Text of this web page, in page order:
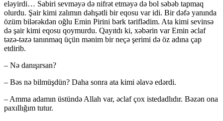
eləyirdi… Sabiri sevməyə də nifrət etməyə də bol səbəb tapmaq
olurdu. Şair kimi zalımın dəhşətli bir eqosu var idi. Bir dəfə yanında
özüm bilərəkdən oğlu Emin Pirini bərk təriflədim. Ata kimi sevinsə
də şair kimi eqosu qoymurdu. Qayıtdı ki, xəbərin var Emin əclaf
təzə-təzə tanınmaq üçün mənim bir neçə şerimi də öz adına çap
etdirib.
– Nə danışırsan?
– Bəs nə bilmüşdün? Daha sonra ata kimi əlavə edərdi.
– Amma adamın üstündə Allah var, əclaf çox istedadlıdır. Bəzən ona
paxıllığım tutur.